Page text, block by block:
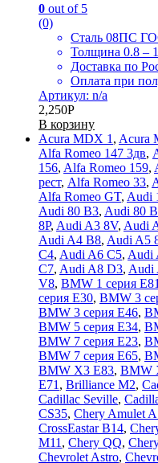
0 out of 5
(0)
Сталь 08ПС
Толщина 0.8 –
Доставка по
Оплата при
Артикул: n/a
2,250Р
В корзину
Acura MDX 1 , Acura
Alfa Romeo 147 3дв,
156, Alfa Romeo 159,
рест, Alfa Romeo 33,
Alfa Romeo GT, Audi
Audi 80 B3, Audi 80
8P, Audi A3 8V, Audi
Audi A4 B8, Audi A5
C4, Audi A6 C5, Audi
C7, Audi A8 D3, Audi
V8, BMW 1 серия
серия E30, BMW 3
BMW 3 серия E46,
BMW 5 серия E34,
BMW 7 серия E23,
BMW 7 серия E65,
BMW X3 E83, BMW
E71 , Brilliance M2,
Cadillac Seville,
CS35, Chery Amulet
CrossEastar B14,
M11 , Chery QQ,
Chevrolet Astro,